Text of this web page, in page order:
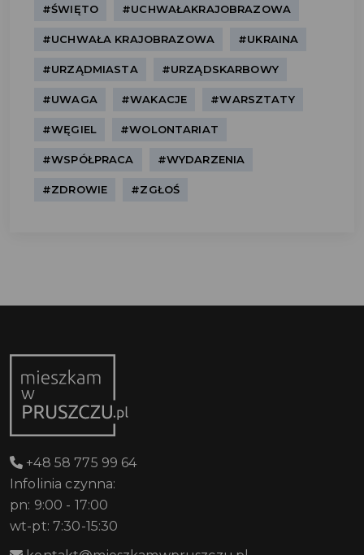
#ŚWIĘTO #UCHWAŁAKRAJOBRAZOWA
#UCHWAŁA KRAJOBRAZOWA #UKRAINA
#URZĄDMIASTA #URZĄDSKARBOWY
#UWAGA #WAKACJE #WARSZTATY
#WĘGIEL #WOLONTARIAT
#WSPÓŁPRACA #WYDARZENIA
#ZDROWIE #ZGŁOŚ
+48 58 775 99 64
Infolinia czynna:
pn: 9:00 - 17:00
wt-pt: 7:30-15:30